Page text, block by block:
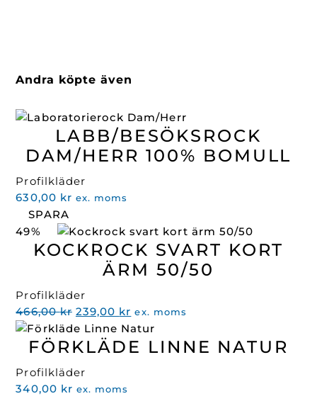
Andra köpte även
LABB/BESÖKSROCK
DAM/HERR 100% BOMULL
Profilkläder
630,00 kr ex. moms
SPARA
49%
KOCKROCK SVART KORT
ÄRM 50/50
Profilkläder
466,00kr Det
ursprungliga
priset
466,00 kr.
239,00 kr Det
nuvarande
priset
ex. moms
FÖRKLÄDE LINNE NATUR
Profilkläder
340,00 kr ex. moms